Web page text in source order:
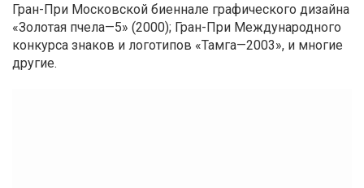
Гран-При Московской биеннале графического дизайна
«Золотая пчела—5» (2000); Гран-При Международного
конкурса знаков и логотипов «Тамга—2003», и многие
другие.